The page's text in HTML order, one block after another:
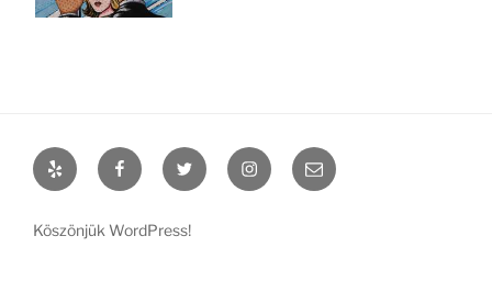
Yelp FacebookTwitter InstagramEmail
Köszönjük WordPress!